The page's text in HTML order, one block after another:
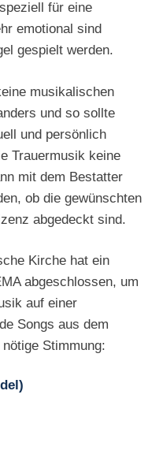
für eine
emotional sind
gespielt werden.
musikalischen
und so sollte
und persönlich
Trauermusik keine
mit dem Bestatter
ob die gewünschten
abgedeckt sind.
Kirche hat ein
abgeschlossen, um
auf einer
Songs aus dem
Stimmung: